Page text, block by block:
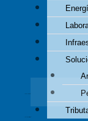
BOLETÍN
Suscríbete, de
Correo electrónico
Casillas de verificación